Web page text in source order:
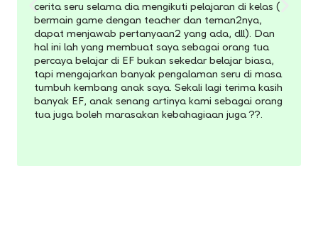
cerita seru selama dia mengikuti pelajaran di kelas (
bermain game dengan teacher dan teman2nya,
dapat menjawab pertanyaan2 yang ada, dll). Dan
hal ini lah yang membuat saya sebagai orang tua
percaya belajar di EF bukan sekedar belajar biasa,
tapi mengajarkan banyak pengalaman seru di masa
tumbuh kembang anak saya. Sekali lagi terima kasih
banyak EF, anak senang artinya kami sebagai orang
tua juga boleh marasakan kebahagiaan juga ??.